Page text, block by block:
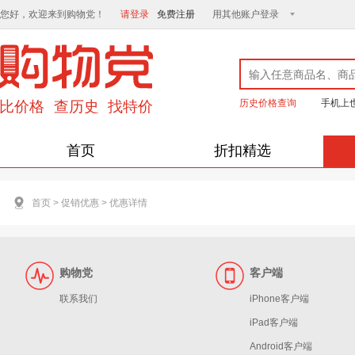
您好，欢迎来到购物党！ 请登录 免费注册 用其他账户登录
历史价格查询 手机上
首页 折扣精选
首页 > 促销优惠 > 优惠详情
购物党
联系我们
客户端
iPhone客户端
iPad客户端
Android客户端